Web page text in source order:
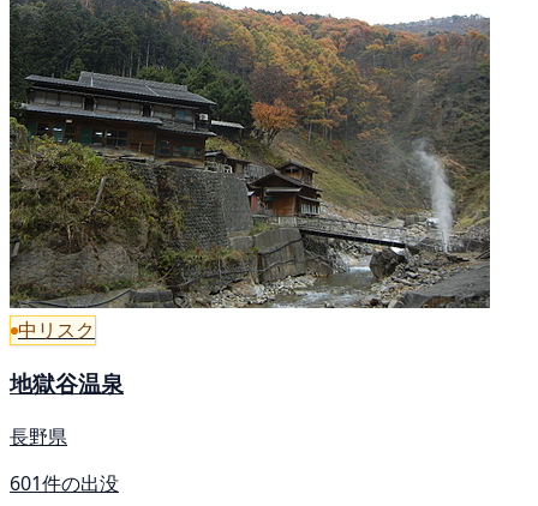
中リスク
地獄谷温泉
長野県
601件の出没